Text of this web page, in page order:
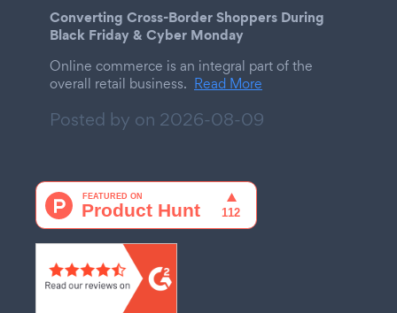
Converting Cross-Border Shoppers During
Black Friday & Cyber Monday
Online commerce is an integral part of the
overall retail business. Read More
Posted by on 2026-08-09